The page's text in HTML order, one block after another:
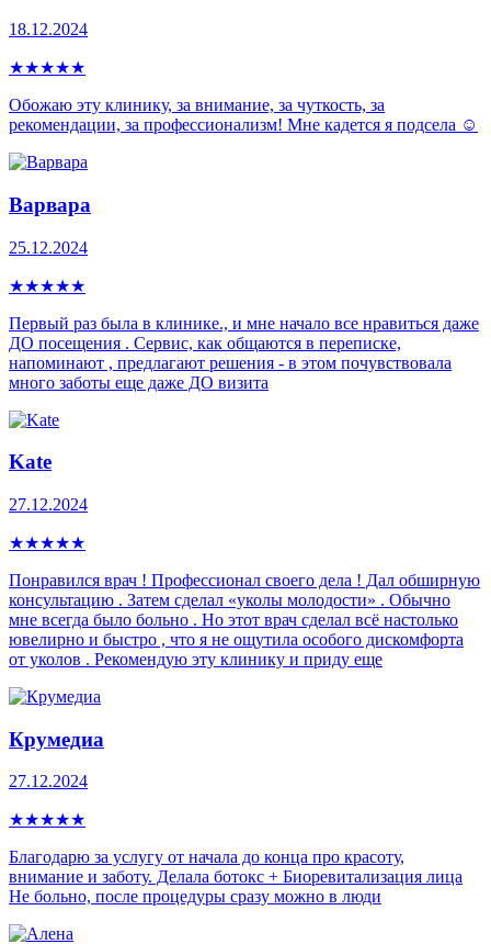
18.12.2024
★★★★★
Обожаю эту клинику, за внимание, за чуткость, за
рекомендации, за профессионализм! Мне кадется я подсела ☺️
Варвара
25.12.2024
★★★★★
Первый раз была в клинике., и мне начало все нравиться даже
ДО посещения . Сервис, как общаются в переписке,
напоминают , предлагают решения - в этом почувствовала
много заботы еще даже ДО визита
Kate
27.12.2024
★★★★★
Понравился врач ! Профессионал своего дела ! Дал обширную
консультацию . Затем сделал «уколы молодости» . Обычно
мне всегда было больно . Но этот врач сделал всё настолько
ювелирно и быстро , что я не ощутила особого дискомфорта
от уколов . Рекомендую эту клинику и приду еще
Крумедиа
27.12.2024
★★★★★
Благодарю за услугу от начала до конца про красоту,
внимание и заботу. Делала ботокс + Биоревитализация лица
Не больно, после процедуры сразу можно в люди